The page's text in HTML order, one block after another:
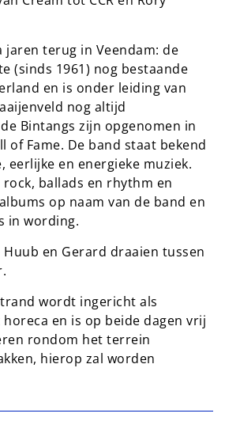
jaren terug in Veendam: de
(sinds 1961) nog bestaande
en is onder leiding van
nog altijd
Bintangs zijn opgenomen in
of Fame. De band staat bekend
eerlijke en energieke muziek.
rock, ballads en rhythm en
op naam van de band en
in wording.
Huub en Gerard draaien tussen
wordt ingericht als
en is op beide dagen vrij
rondom het terrein
hierop zal worden